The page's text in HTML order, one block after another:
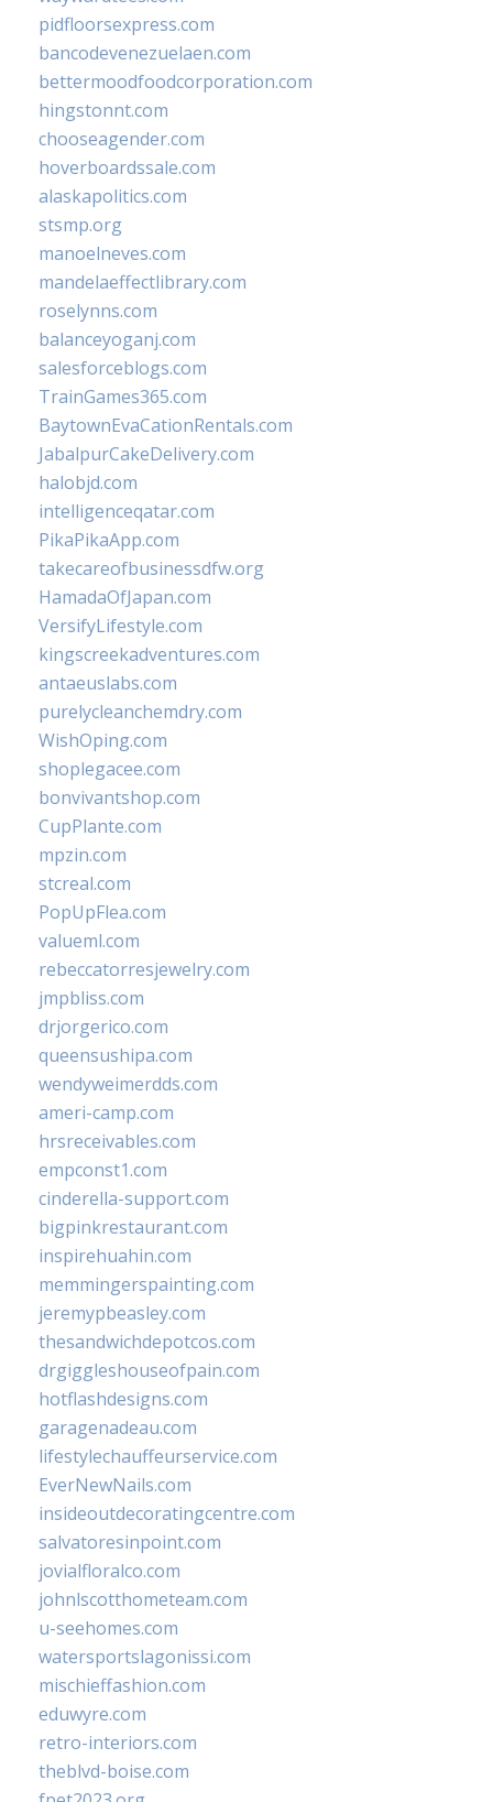
pidfloorsexpress.com
bancodevenezuelaen.com
bettermoodfoodcorporation.com
hingstonnt.com
chooseagender.com
hoverboardssale.com
alaskapolitics.com
stsmp.org
manoelneves.com
mandelaeffectlibrary.com
roselynns.com
balanceyoganj.com
salesforceblogs.com
TrainGames365.com
BaytownEvaCationRentals.com
JabalpurCakeDelivery.com
halobjd.com
intelligenceqatar.com
PikaPikaApp.com
takecareofbusinessdfw.org
HamadaOfJapan.com
VersifyLifestyle.com
kingscreekadventures.com
antaeuslabs.com
purelycleanchemdry.com
WishOping.com
shoplegacee.com
bonvivantshop.com
CupPlante.com
mpzin.com
stcreal.com
PopUpFlea.com
valueml.com
rebeccatorresjewelry.com
jmpbliss.com
drjorgerico.com
queensushipa.com
wendyweimerdds.com
ameri-camp.com
hrsreceivables.com
empconst1.com
cinderella-support.com
bigpinkrestaurant.com
inspirehuahin.com
memmingerspainting.com
jeremypbeasley.com
thesandwichdepotcos.com
drgiggleshouseofpain.com
hotflashdesigns.com
garagenadeau.com
lifestylechauffeurservice.com
EverNewNails.com
insideoutdecoratingcentre.com
salvatoresinpoint.com
jovialfloralco.com
johnlscotthometeam.com
u-seehomes.com
watersportslagonissi.com
mischieffashion.com
eduwyre.com
retro-interiors.com
theblvd-boise.com